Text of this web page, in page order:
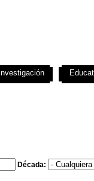
Década:
Investigación